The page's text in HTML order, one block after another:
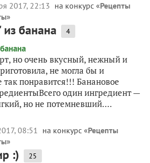
2017, 22:13 на конкурс «Рецепты
»
банана 4
но очень вкусный, нежный и
не могла бы и
так понравится!!! Банановое
один ингредиент —
но не потемневший....
08:51 на конкурс «Рецепты
»
:) 25